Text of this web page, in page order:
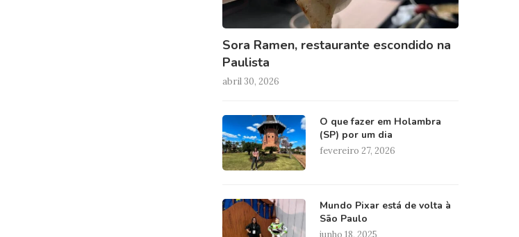
Sora Ramen, restaurante escondido na
Paulista
abril 30, 2026
O que fazer em Holambra
(SP) por um dia
fevereiro 27, 2026
Mundo Pixar está de volta à
São Paulo